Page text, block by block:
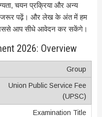
चयन प्रक्रिया और अन्य
जरूर पढ़ें। और लेख के अंत में हम
आप सीधे आवेदन कर सकेंगे।
2026: Overview
Group
Union Public Service Fee
(UPSC)
Examination Title